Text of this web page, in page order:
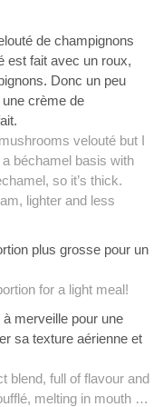
de champignons
est fait avec un roux,
Donc un peu
crème de
velouté but I
béchamel basis with
so it’s thick.
lighter and less
plus grosse pour un
for a light meal!
merveille pour une
sa texture aérienne et
blend, full of flavour and
melting in mouth …